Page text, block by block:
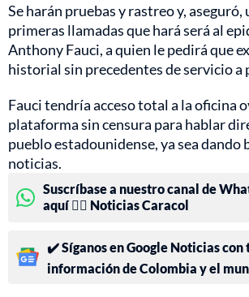
Se harán pruebas y rastreo y, aseguró,
primeras llamadas que hará será al
Anthony Fauci, a quien le pedirá que
historial sin precedentes de servicio a
Fauci tendría acceso total a la oficina
plataforma sin censura para hablar
pueblo estadounidense, ya sea dando
noticias.
Suscríbase a nuestro canal de
aquí 👉🏻 Noticias Caracol
✔️ Síganos en Google Noticias con
información de Colombia y el